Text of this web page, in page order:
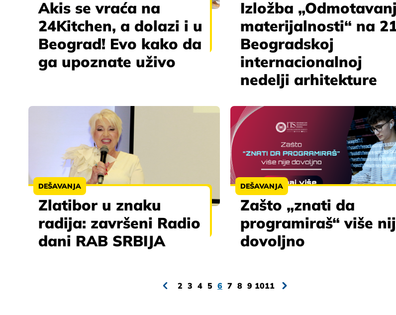
Akis se vraća na
24Kitchen, a dolazi i u
Beograd! Evo kako da
ga upoznate uživo
Izložba
materijalnosti“ na
Beogradskoj
internacionalnoj
nedelji arhitekture
DEŠAVANJA
Zlatibor u znaku
radija: završeni Radio
dani RAB SRBIJA
DEŠAVANJA
Zašto „znati da
programiraš“ više
dovoljno
2 3 4 5 6 7 8 9 1011